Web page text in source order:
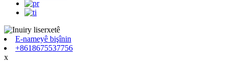
E-nameyê bişînin
+8618675537756
x